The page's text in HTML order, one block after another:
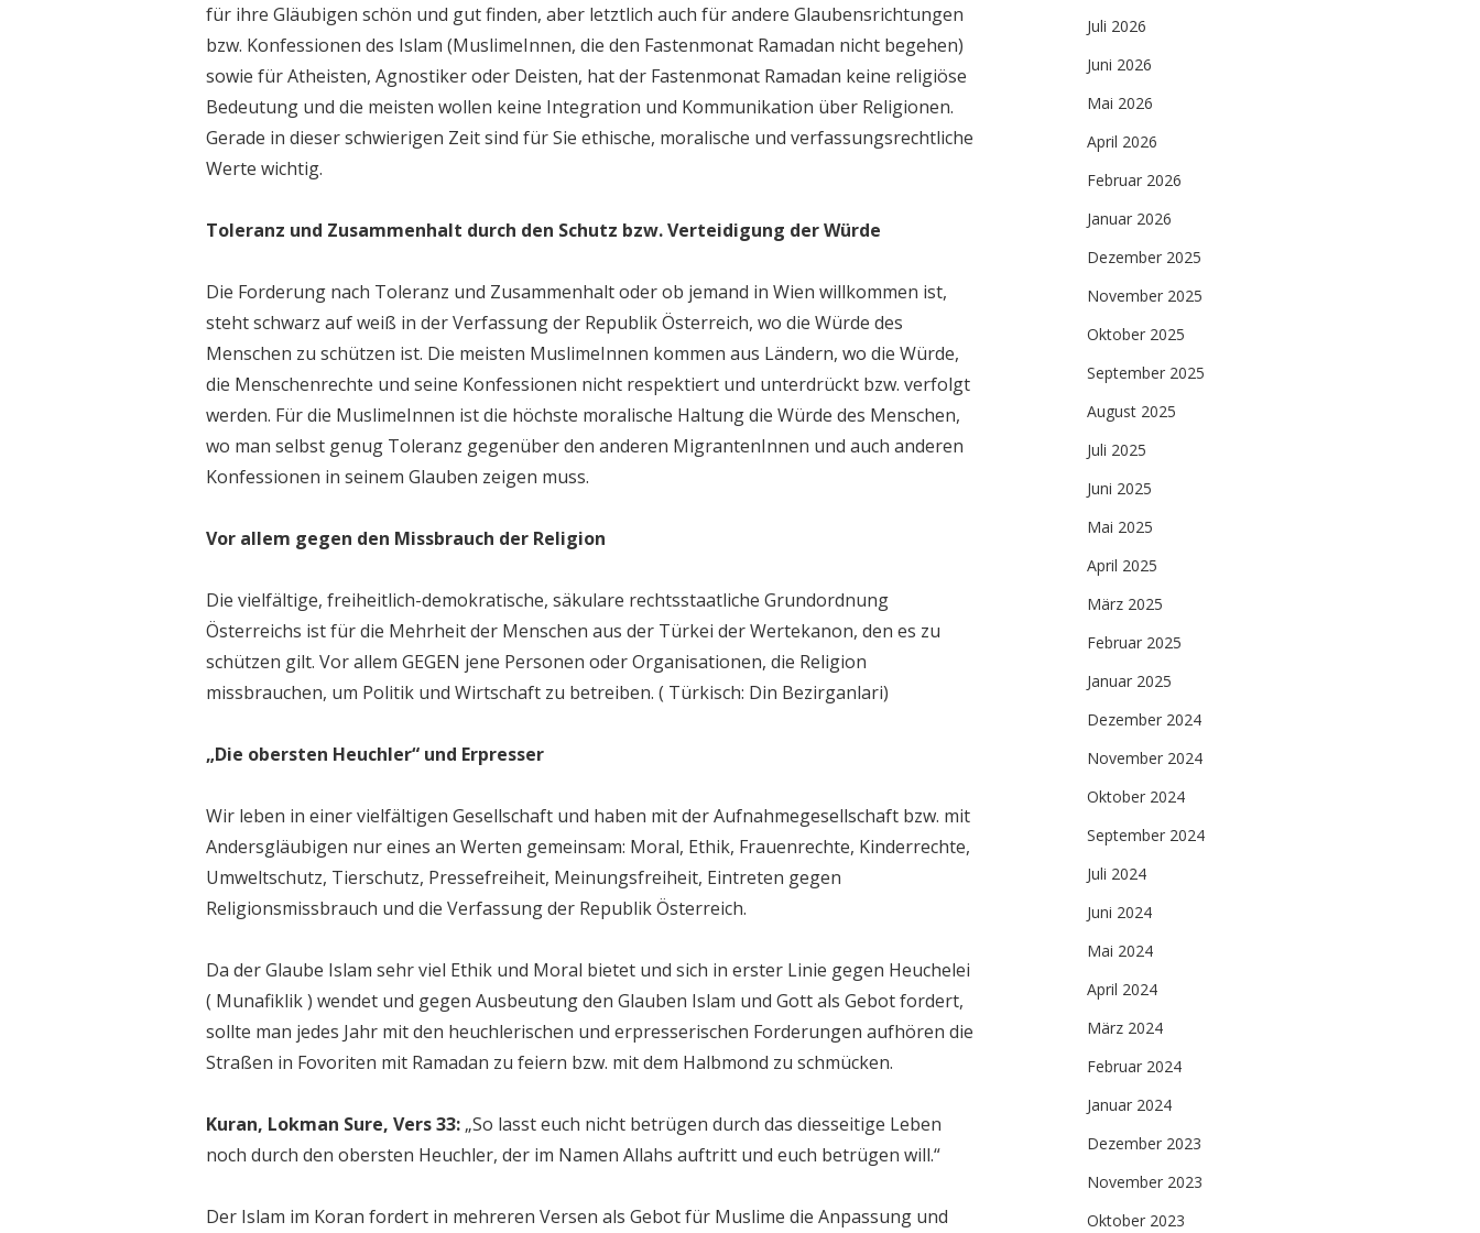
für ihre Gläubigen schön und gut finden, aber letztlich auch für andere Glaubensrichtungen
bzw. Konfessionen des Islam (MuslimeInnen, die den Fastenmonat Ramadan nicht begehen)
sowie für Atheisten, Agnostiker oder Deisten, hat der Fastenmonat Ramadan keine religiöse
Bedeutung und die meisten wollen keine Integration und Kommunikation über Religionen.
Gerade in dieser schwierigen Zeit sind für Sie ethische, moralische und verfassungsrechtliche
Werte wichtig.
Toleranz und Zusammenhalt durch den Schutz bzw. Verteidigung der Würde
Die Forderung nach Toleranz und Zusammenhalt oder ob jemand in Wien willkommen ist,
steht schwarz auf weiß in der Verfassung der Republik Österreich, wo die Würde des
Menschen zu schützen ist. Die meisten MuslimeInnen kommen aus Ländern, wo die Würde,
die Menschenrechte und seine Konfessionen nicht respektiert und unterdrückt bzw. verfolgt
werden. Für die MuslimeInnen ist die höchste moralische Haltung die Würde des Menschen,
wo man selbst genug Toleranz gegenüber den anderen MigrantenInnen und auch anderen
Konfessionen in seinem Glauben zeigen muss.
Vor allem gegen den Missbrauch der Religion
Die vielfältige, freiheitlich-demokratische, säkulare rechtsstaatliche Grundordnung
Österreichs ist für die Mehrheit der Menschen aus der Türkei der Wertekanon, den es zu
schützen gilt. Vor allem GEGEN jene Personen oder Organisationen, die Religion
missbrauchen, um Politik und Wirtschaft zu betreiben. ( Türkisch: Din Bezirganlari)
„Die obersten Heuchler“ und Erpresser
Wir leben in einer vielfältigen Gesellschaft und haben mit der Aufnahmegesellschaft bzw. mit
Andersgläubigen nur eines an Werten gemeinsam: Moral, Ethik, Frauenrechte, Kinderrechte,
Umweltschutz, Tierschutz, Pressefreiheit, Meinungsfreiheit, Eintreten gegen
Religionsmissbrauch und die Verfassung der Republik Österreich.
Da der Glaube Islam sehr viel Ethik und Moral bietet und sich in erster Linie gegen Heuchelei
( Munafiklik ) wendet und gegen Ausbeutung den Glauben Islam und Gott als Gebot fordert,
sollte man jedes Jahr mit den heuchlerischen und erpresserischen Forderungen aufhören die
Straßen in Fovoriten mit Ramadan zu feiern bzw. mit dem Halbmond zu schmücken.
Kuran, Lokman Sure, Vers 33: „So lasst euch nicht betrügen durch das diesseitige Leben
noch durch den obersten Heuchler, der im Namen Allahs auftritt und euch betrügen will.“
Der Islam im Koran fordert in mehreren Versen als Gebot für Muslime die Anpassung und
Juli 2026
Juni 2026
Mai 2026
April 2026
Februar 2026
Januar 2026
Dezember 2025
November 2025
Oktober 2025
September 2025
August 2025
Juli 2025
Juni 2025
Mai 2025
April 2025
März 2025
Februar 2025
Januar 2025
Dezember 2024
November 2024
Oktober 2024
September 2024
Juli 2024
Juni 2024
Mai 2024
April 2024
März 2024
Februar 2024
Januar 2024
Dezember 2023
November 2023
Oktober 2023